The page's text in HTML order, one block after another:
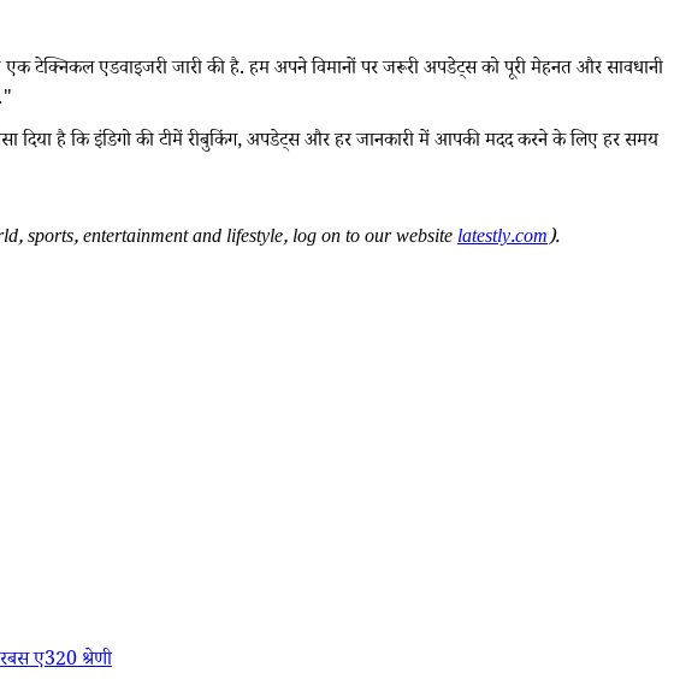
एडवाइजरी जारी की है. हम अपने विमानों पर जरूरी अपडेट्स को पूरी मेहनत और सावधानी
दिया है कि इंडिगो की टीमें रीबुकिंग, अपडेट्स और हर जानकारी में आपकी मदद करने के लिए हर समय
sports, entertainment and lifestyle, log on to our websitelatestly.com).
ए320 श्रेणी